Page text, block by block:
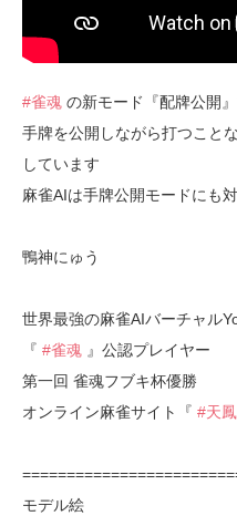
#雀魂 の新モード『配牌公開
手牌を公開しながら打つこと
しています
麻雀AIは手牌公開モードにも
鴨神にゅう
世界最強の麻雀AIバーチャル
『 #雀魂 』公認プレイヤー
第一回 雀魂フブキ杯優勝
オンライン麻雀サイト『 #天鳳
モデル絵